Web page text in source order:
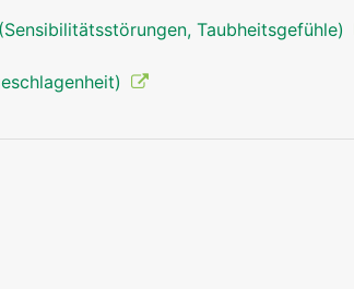
Mann
Taubheitsgefühle)